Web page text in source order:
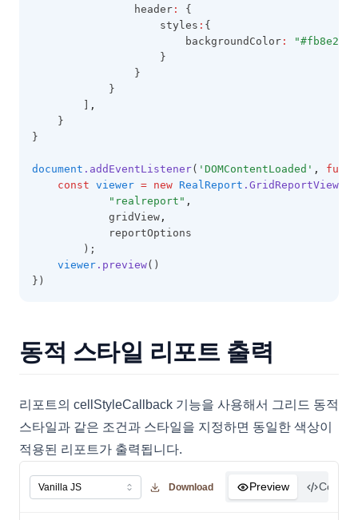
                header
:
{
                    styles
: {
                        backgroundColor
:
"#fb8e27"
                    }
                }
            }
,
    }
}
document .addEventListener( 'DOMContentLoaded' ,
const viewer = new RealReport .GridReportViewer
"realreport" ,
            gridView
,
            reportOptions
        );
viewer .preview()
})
동적 스타일 리포트 출력
리포트의 cellStyleCallback 기능을 사용해서 그리드 동적
스타일과 같은 조건과 스타일을 지정하면 동일한 색상이
적용된 리포트가 출력됩니다.
Download Preview Code